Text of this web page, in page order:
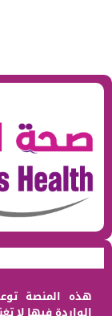
هذه المنصة